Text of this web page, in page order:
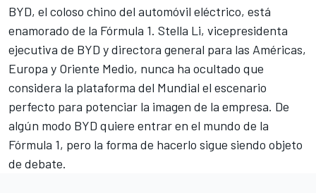
BYD, el coloso chino del automóvil eléctrico, está
enamorado de la Fórmula 1. Stella Li, vicepresidenta
ejecutiva de BYD y directora general para las Américas,
Europa y Oriente Medio, nunca ha ocultado que
considera la plataforma del Mundial el escenario
perfecto para potenciar la imagen de la empresa. De
algún modo BYD quiere entrar en el mundo de la
Fórmula 1, pero la forma de hacerlo sigue siendo objeto
de debate.